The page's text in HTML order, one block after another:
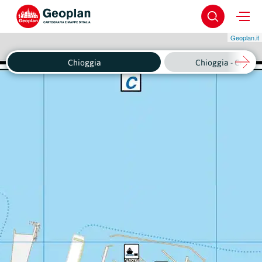
Geoplan.it
Chioggia Chioggia - Centro